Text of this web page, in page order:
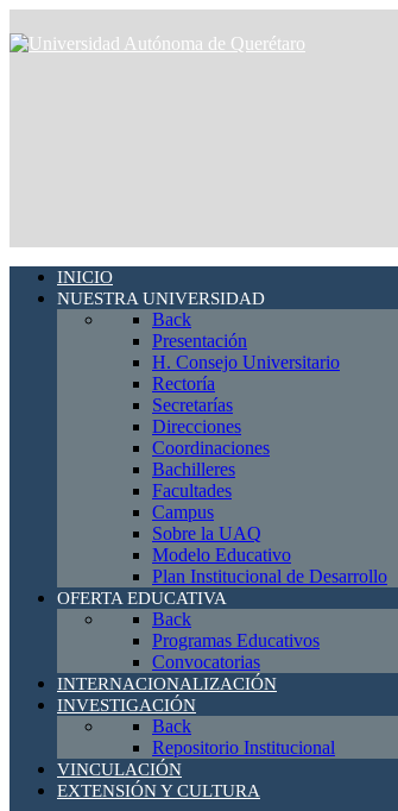
INICIO
NUESTRA UNIVERSIDAD
Back
Presentación
H. Consejo Universitario
Rectoría
Secretarías
Direcciones
Coordinaciones
Bachilleres
Facultades
Campus
Sobre la UAQ
Modelo Educativo
Plan Institucional de Desarrollo
OFERTA EDUCATIVA
Back
Programas Educativos
Convocatorias
INTERNACIONALIZACIÓN
INVESTIGACIÓN
Back
Repositorio Institucional
VINCULACIÓN
EXTENSIÓN Y CULTURA